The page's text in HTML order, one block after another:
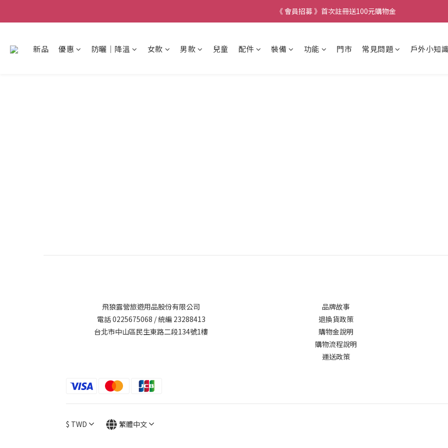
《 會員招募 》首次註冊送100元購物金
新品 優惠 防曬│降溫 女款 男款 兒童 配件 裝備 功能 門市 常見問題 戶外小知
飛狼露營旅遊用品股份有限公司
電話 0225675068 / 統編 23288413
台北市中山區民生東路二段134號1樓
品牌故事
退換貨政策
購物金說明
購物流程說明
運送政策
$ TWD 繁體中文